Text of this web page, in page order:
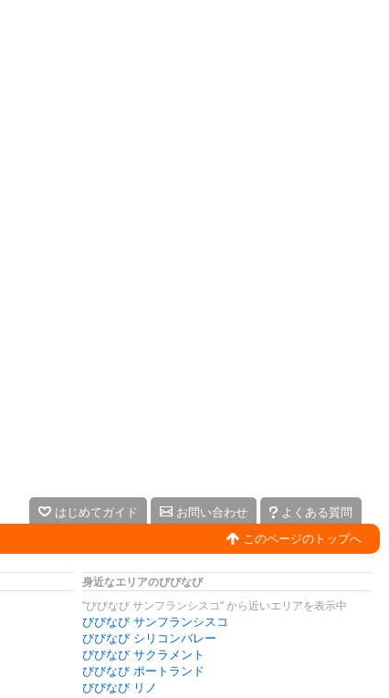
はじめてガイド お問い合わせ
よくある質問
このページのトップへ
身近なエリアのびびなび
"びびなび サンフランシスコ" から近いエリアを表示中
びびなび サンフランシスコ
びびなび シリコンバレー
びびなび サクラメント
びびなび ポートランド
びびなび リノ